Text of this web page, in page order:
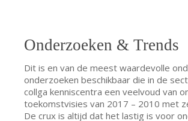
Onderzoeken & Trends
Dit is en van de meest waardevolle
onderzoeken beschikbaar die in de
collga kenniscentra een veelvoud van
toekomstvisies van 2017 – 2010 met
De crux is altijd dat het lastig is voor